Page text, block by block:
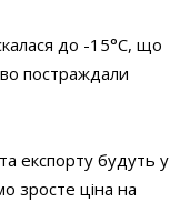
до -15°C, що
постраждали
експорту будуть у
зросте ціна на